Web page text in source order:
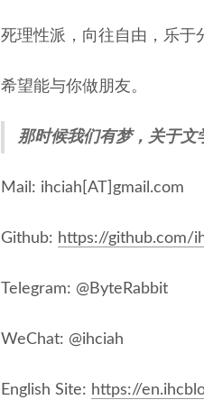
死理性派，向往自由，乐于
希望能与你做朋友。
那时候我们有梦，关于文
Mail: ihciah[AT]gmail.com
Github: https://github.com/
Telegram: @ByteRabbit
WeChat: @ihciah
English Site: https://